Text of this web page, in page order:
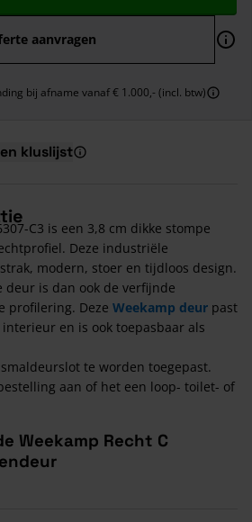
aanvragen
bij afname vanaf € 1.000,- (incl. btw)
kluslijst
C3 is een 3,8 cm dikke stompe
Deze industriële
modern, stoer en tijdloos design.
deur is dan ook de verfijnde
profilering. Deze Weekamp deur past
en is ook toepasbaar als
te worden toegepast.
aan of het een loop- toilet- of
Weekamp Recht C